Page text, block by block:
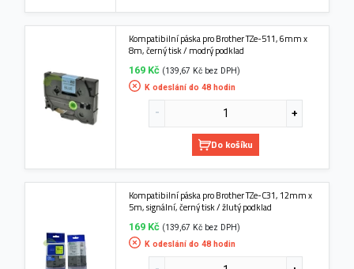
Kompatibilní páska pro Brother TZe-511, 6mm x
8m, černý tisk / modrý podklad
169 Kč (139,67 Kč bez DPH)
K odeslání do 48 hodin
Do košíku
Kompatibilní páska pro Brother TZe-C31, 12mm x
5m, signální, černý tisk / žlutý podklad
169 Kč (139,67 Kč bez DPH)
K odeslání do 48 hodin